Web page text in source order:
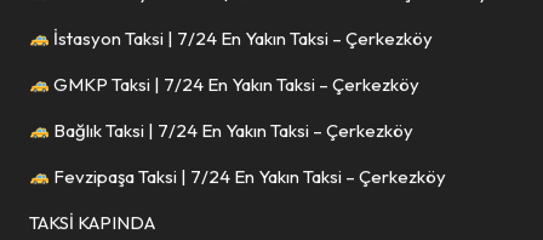
İstasyon Taksi | 7/24 En Yakın Taksi – Çerkezköy
GMKP Taksi | 7/24 En Yakın Taksi – Çerkezköy
Bağlık Taksi | 7/24 En Yakın Taksi – Çerkezköy
Fevzipaşa Taksi | 7/24 En Yakın Taksi – Çerkezköy
TAKSİ KAPINDA